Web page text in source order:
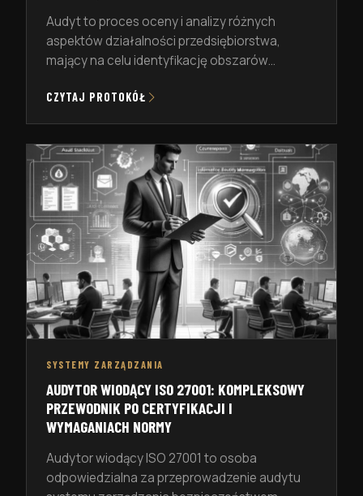
Audyt to proces oceny i analizy różnych
aspektów działalności przedsiębiorstwa,
mający na celu identyfikację obszarów
zgodności z obowiązującymi przepisami,
analizy dokumentacji, procesów, systemów
zarządzania czy wyników finansowych firmy. W
zależności od celów i zakresu, audyty można
podzielić na różne […]
CZYTAJ PROTOKÓŁ
SYSTEMY ZARZĄDZANIA
AUDYTOR WIODĄCY ISO 27001: KOMPLEKSOWY
PRZEWODNIK PO CERTYFIKACJI I
WYMAGANIACH NORMY
Audytor wiodący ISO 27001 to osoba
odpowiedzialna za przeprowadzenie audytu